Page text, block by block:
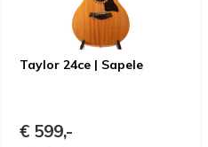
Taylor 24ce | Sapele
€ 599,-